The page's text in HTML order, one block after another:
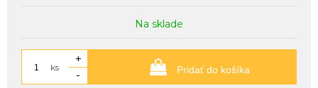
Na sklade
ks
+
-
Pridať do košíka